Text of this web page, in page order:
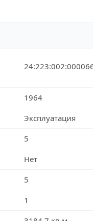
1964
Эксплуатация
5
Нет
5
1